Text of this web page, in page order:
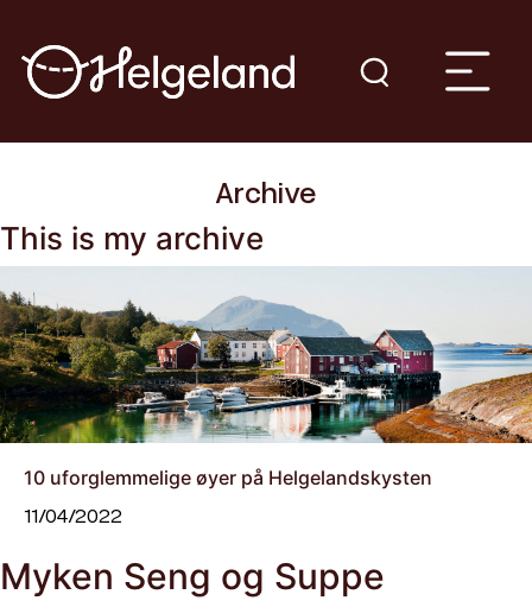
Archive
This is my archive
10 uforglemmelige øyer på Helgelandskysten
11/04/2022
Myken Seng og Suppe